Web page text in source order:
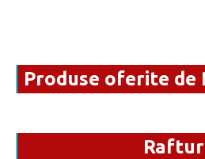
Produse oferite de